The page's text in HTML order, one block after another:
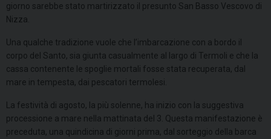
giorno sarebbe stato martirizzato il presunto San Basso Vescovo di
Nizza.
Una qualche tradizione vuole che l’imbarcazione con a bordo il
corpo del Santo, sia giunta casualmente al largo di Termoli e che la
cassa contenente le spoglie mortali fosse stata recuperata, dal
mare in tempesta, dai pescatori termolesi.
La festività di agosto, la più solenne, ha inizio con la suggestiva
processione a mare nella mattinata del 3. Questa manifestazione è
preceduta, una quindicina di giorni prima, dal sorteggio della barca